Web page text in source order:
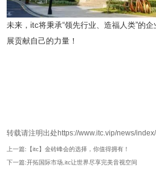
未来，itc将秉承“领先行业、造福人类”的
展贡献自己的力量！
转载请注明出处https://www.itc.vip/news/
上一篇:【itc】金砖峰会的选择，你值得拥有！
下一篇:开拓国际市场,itc让世界尽享完美音视空间